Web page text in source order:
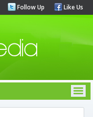
Follow Up Like Us